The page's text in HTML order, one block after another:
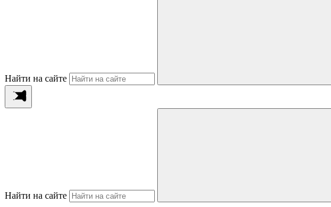
Найти на сайте
Найти на сайте